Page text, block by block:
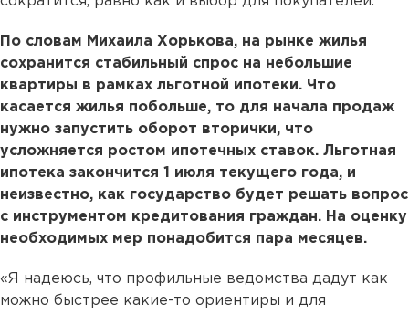
По словам Михаила Хорькова, на рынке жилья
сохранится стабильный спрос на небольшие
квартиры в рамках льготной ипотеки. Что
касается жилья побольше, то для начала продаж
нужно запустить оборот вторички, что
усложняется ростом ипотечных ставок. Льготная
ипотека закончится 1 июля текущего года, и
неизвестно, как государство будет решать вопрос
с инструментом кредитования граждан. На оценку
необходимых мер понадобится пара месяцев.
«Я надеюсь, что профильные ведомства дадут как
можно быстрее какие-то ориентиры и для